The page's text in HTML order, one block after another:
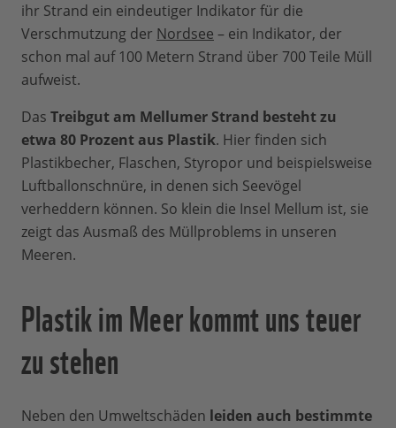
ihr Strand ein eindeutiger Indikator für die
Verschmutzung der Nordsee – ein Indikator, der
schon mal auf 100 Metern Strand über 700 Teile Müll
aufweist.
Das Treibgut am Mellumer Strand besteht zu
etwa 80 Prozent aus Plastik. Hier finden sich
Plastikbecher, Flaschen, Styropor und beispielsweise
Luftballonschnüre, in denen sich Seevögel
verheddern können. So klein die Insel Mellum ist, sie
zeigt das Ausmaß des Müllproblems in unseren
Meeren.
Plastik im Meer kommt uns teuer
zu stehen
Neben den Umweltschäden leiden auch bestimmte